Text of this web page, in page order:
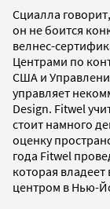
Сциалла
он не боится
велнес-
Центрами по
США и
управляет
Design. Fitwel
стоит намного
оценку
года Fitwel
которая
центром в Нью-